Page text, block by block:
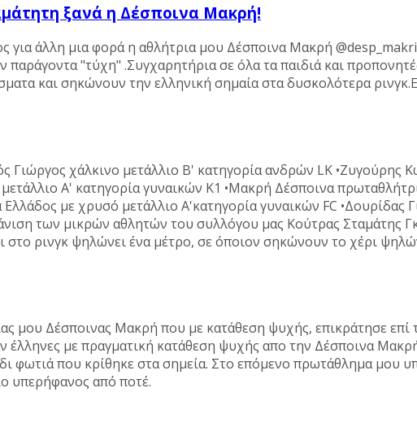
ξανά η Δέσποινα Μακρή!
άλλη μια φορά η αθλήτρια μου Δέσποινα Μακρή
"τύχη" .Συγχαρητήρια σε όλα τα παιδιά και
και σηκώνουν την ελληνική σημαία στα δυσκολότερα
χάλκινο μετάλλιο Β' κατηγορία ανδρών LK •Ζυγούρης
Α' κατηγορία γυναικών K1 •Μακρή Δέσποινα
με χρυσό μετάλλιο Α'κατηγορία γυναικών FC
των μικρών αθλητών του συλλόγου μας Κούτρας Σταμάτης
ρινγκ ψηλώνει ένα μέτρο, σε όποιον σηκώνουν το χέρι
μου Δέσποινας Μακρή που με κατάθεση ψυχής, επικράτησε
έλληνες με πραγματική κατάθεση ψυχής απο την Δέσποινα
φωτιά που κρίθηκε στα σημεία. Στο επόμενο πρωτάθλημα μου
υπερήφανος από ποτέ.